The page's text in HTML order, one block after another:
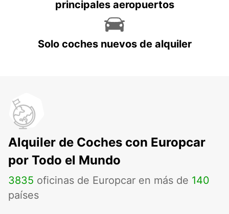
principales aeropuertos
Solo coches nuevos de alquiler
Alquiler de Coches con Europcar
por Todo el Mundo
3835 oficinas de Europcar en más de 140
países